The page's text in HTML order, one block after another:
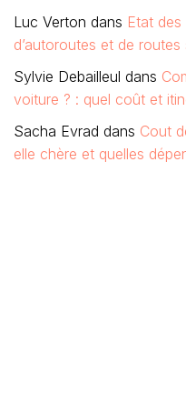
Luc Verton dans Etat
d’autoroutes et de
Sylvie Debailleul dans
voiture ? : quel coût et
Sacha Evrad dans Cout
elle chère et quelles